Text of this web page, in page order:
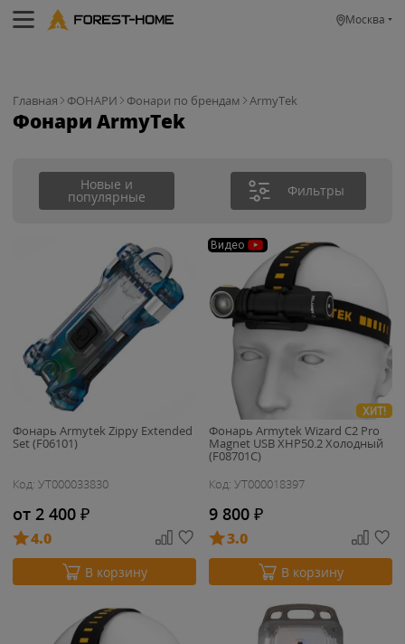
Москва
Главная ФОНАРИ Фонари по брендам ArmyTek
Фонари ArmyTek
Новые и
популярные Фильтры
Фонарь Armytek Zippy Extended
Set (F06101)
Код: УТ000033830
от 2 400 ₽
4.0
В корзину
Видео
ХИТ!
Фонарь Armytek Wizard C2 Pro
Magnet USB XHP50.2 Холодный
(F08701C)
Код: УТ000018397
9 800 ₽
3.0
В корзину